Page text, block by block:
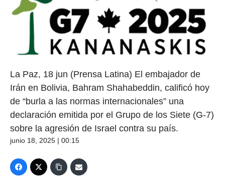
La Paz, 18 jun (Prensa Latina) El embajador de
Irán en Bolivia, Bahram Shahabeddin, calificó hoy
de “burla a las normas internacionales” una
declaración emitida por el Grupo de los Siete (G-7)
sobre la agresión de Israel contra su país.
junio 18, 2025 | 00:15